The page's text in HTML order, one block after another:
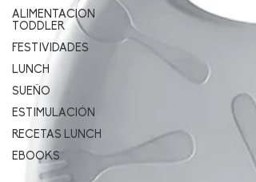
ALIMENTACION
TODDLER
FESTIVIDADES
LUNCH
SUEÑO
ESTIMULACIÓN
RECETAS LUNCH
EBOOKS